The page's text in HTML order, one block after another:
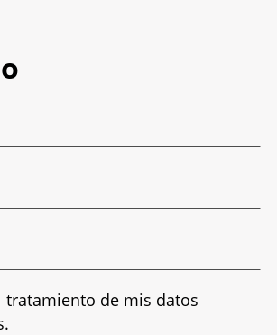
tratamiento de mis datos